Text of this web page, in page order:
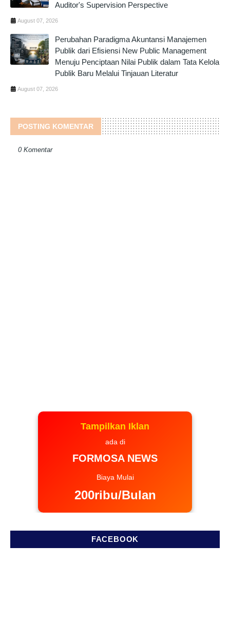
Auditor's Supervision Perspective
August 07, 2026
Perubahan Paradigma Akuntansi Manajemen
Publik dari Efisiensi New Public Management
Menuju Penciptaan Nilai Publik dalam Tata Kelola
Publik Baru Melalui Tinjauan Literatur
August 07, 2026
POSTING KOMENTAR
0 Komentar
Tampilkan Iklan
ada di
FORMOSA NEWS
Biaya Mulai
200ribu/Bulan
FACEBOOK